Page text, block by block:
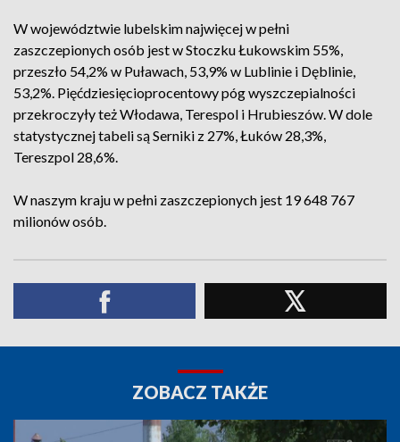
W województwie lubelskim najwięcej w pełni
zaszczepionych osób jest w Stoczku Łukowskim 55%,
przeszło 54,2% w Puławach, 53,9% w Lublinie i Dęblinie,
53,2%. Pięćdziesięcioprocentowy póg wyszczepialności
przekroczyły też Włodawa, Terespol i Hrubieszów. W dole
statystycznej tabeli są Serniki z 27%, Łuków 28,3%,
Tereszpol 28,6%.
W naszym kraju w pełni zaszczepionych jest 19 648 767
milionów osób.
ZOBACZ TAKŻE